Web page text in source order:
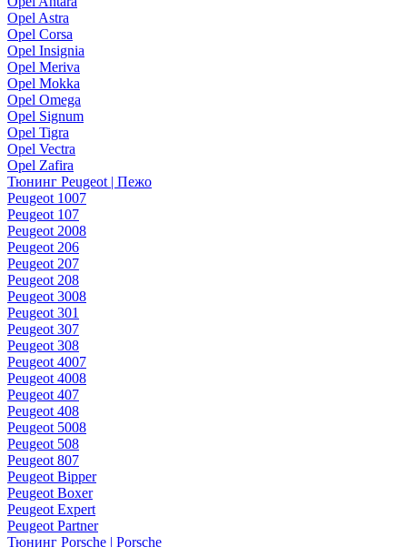
Opel Astra
Opel Corsa
Opel Insignia
Opel Meriva
Opel Mokka
Opel Omega
Opel Signum
Opel Tigra
Opel Vectra
Opel Zafira
Тюнинг Peugeot | Пежо
Peugeot 1007
Peugeot 107
Peugeot 2008
Peugeot 206
Peugeot 207
Peugeot 208
Peugeot 3008
Peugeot 301
Peugeot 307
Peugeot 308
Peugeot 4007
Peugeot 4008
Peugeot 407
Peugeot 408
Peugeot 5008
Peugeot 508
Peugeot 807
Peugeot Bipper
Peugeot Boxer
Peugeot Expert
Peugeot Partner
Тюнинг Porsche | Porsche